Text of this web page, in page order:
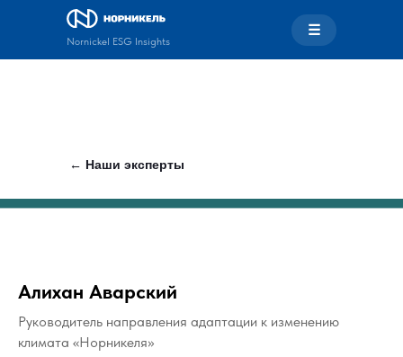
☰
Nornickel ESG Insights
← Наши эксперты
Алихан Аварский
Руководитель направления адаптации к изменению
климата «Норникеля»